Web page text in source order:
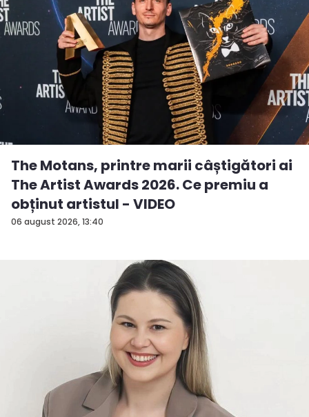
06 august 2026, 13:40
The Motans, printre marii câștigători ai
The Artist Awards 2026. Ce premiu a
obținut artistul - VIDEO